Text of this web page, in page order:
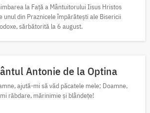
la Față a Mântuitorului Iisus Hristos
unul din Praznicele împărătești ale Bisericii
sărbătorită la 6 august.
Antonie de la Optina
ajută-mi să văd păcatele mele; Doamne,
răbdare, mărinimie şi blândeţe!